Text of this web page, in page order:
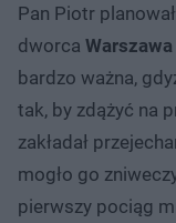
Pan Piotr
dworca
bardzo ważna,
tak, by zdążyć na
zakładał
mogło go
pierwszy pociąg